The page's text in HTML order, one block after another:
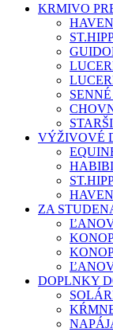
KRMIVO
VÝŽIVOVÉ
HABIBI
ZA
DOPLNKY